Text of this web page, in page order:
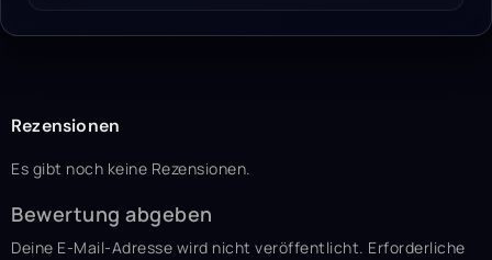
Rezensionen
Es gibt noch keine Rezensionen.
Bewertung abgeben
Deine E-Mail-Adresse wird nicht veröffentlicht. Erforderliche